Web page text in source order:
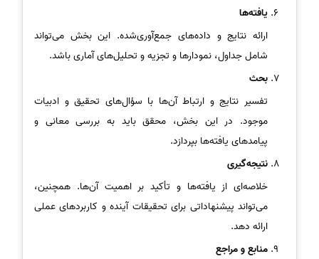
یافته‌ها
ارائه نتایج و داده‌های جمع‌آوری‌شده. این بخش می‌تواند
شامل جداول، نمودارها و تجزیه و تحلیل‌های آماری باشد.
بحث
تفسیر نتایج و ارتباط آن‌ها با سؤال‌های تحقیق و ادبیات
موجود. در این بخش، محقق باید به بررسی معانی و
پیامدهای یافته‌ها بپردازد.
نتیجه‌گیری
خلاصه‌ای از یافته‌ها و تأکید بر اهمیت آن‌ها. همچنین،
می‌تواند پیشنهاداتی برای تحقیقات آینده و کاربردهای عملی
ارائه دهد.
منابع و مراجع